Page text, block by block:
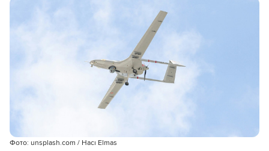
Фото: unsplash.com / Hacı Elmas